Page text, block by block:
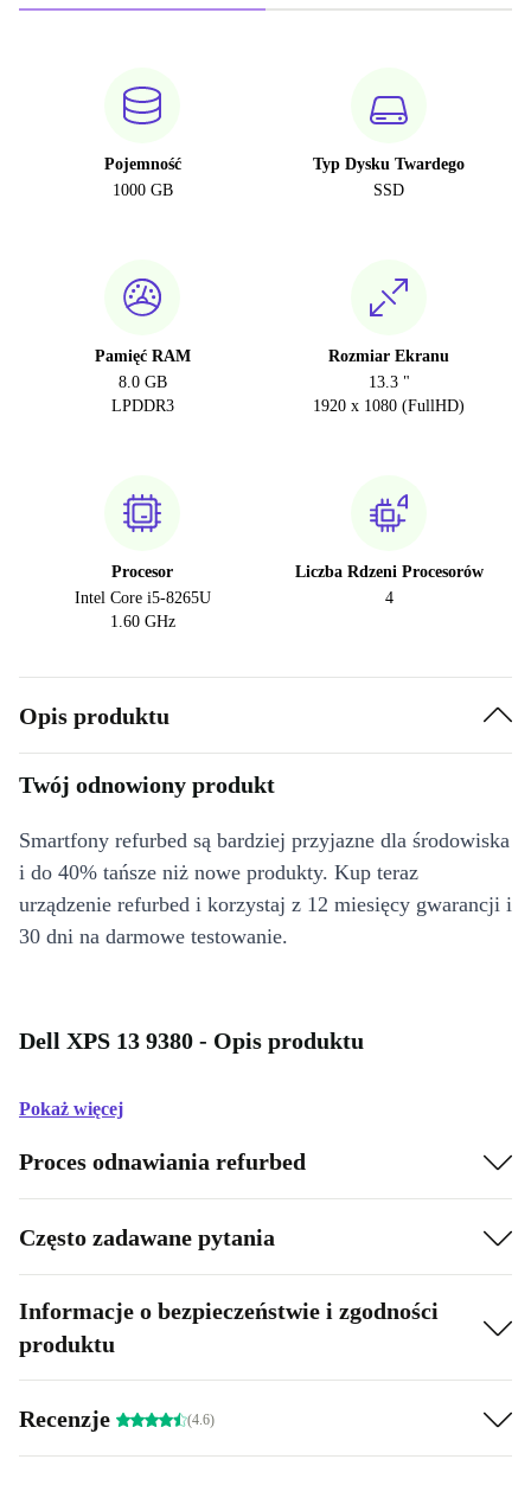
Pojemność
1000 GB
Typ Dysku Twardego
SSD
Pamięć RAM
8.0 GB
LPDDR3
Rozmiar Ekranu
13.3 "
1920 x 1080 (FullHD)
Procesor
Intel Core i5-8265U
1.60 GHz
Liczba Rdzeni Procesorów
4
Opis produktu
Twój odnowiony produkt
Smartfony refurbed są bardziej przyjazne dla środowiska
i do 40% tańsze niż nowe produkty. Kup teraz
urządzenie refurbed i korzystaj z 12 miesięcy gwarancji i
30 dni na darmowe testowanie.
Dell XPS 13 9380 - Opis produktu
Pokaż więcej
Proces odnawiania refurbed
Często zadawane pytania
Informacje o bezpieczeństwie i zgodności
produktu
Recenzje (4.6)